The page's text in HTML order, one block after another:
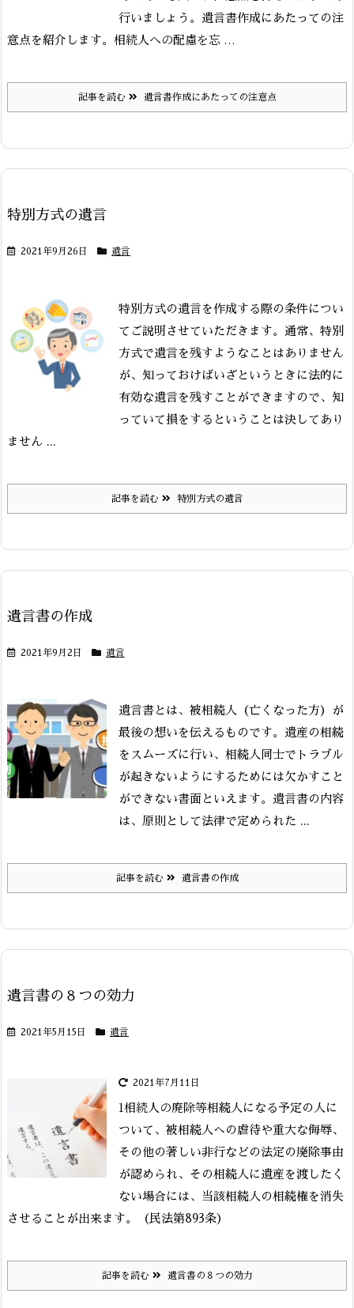
行いましょう。遺言書作成にあたっての注
意点を紹介します。 相続人への配慮を忘 ...
記事を読む 遺言書作成にあたっての注意点
特別方式の遺言
2021年9月26日 遺言
特別方式の遺言を作成する際の条件につい
てご説明させていただきます。通常、特別
方式で遺言を残すようなことはありません
が、知っておけばいざというときに法的に
有効な遺言を残すことができますので、知
っていて損をするということは決してあり
ません ...
記事を読む 特別方式の遺言
遺言書の作成
2021年9月2日 遺言
遺言書とは、被相続人（亡くなった方）が
最後の想いを伝えるものです。遺産の相続
をスムーズに行い、相続人同士でトラブル
が起きないようにするためには欠かすこと
ができない書面といえます。 遺言書の内容
は、原則として法律で定められた ...
記事を読む 遺言書の作成
遺言書の８つの効力
2021年5月15日 遺言
2021年7月11日
1相続人の廃除等相続人になる予定の人に
ついて、被相続人への虐待や重大な侮辱、
その他の著しい非行などの法定の廃除事由
が認められ、その相続人に遺産を渡したく
ない場合には、当該相続人の相続権を消失
させることが出来ます。（民法第893条）
記事を読む 遺言書の８つの効力